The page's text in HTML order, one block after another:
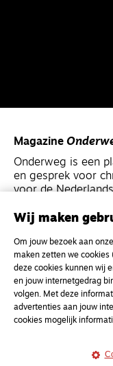
Magazine
Onderweg is een
en gesprek voor
voor de
Magazine
Kvk-nummer
NL46 INGB 0117
Wij maken
Om jouw bezoek aan
maken zetten we
deze cookies kunnen wij
en jouw internetgedrag
volgen. Met deze
advertenties aan jouw
cookies mogelijk